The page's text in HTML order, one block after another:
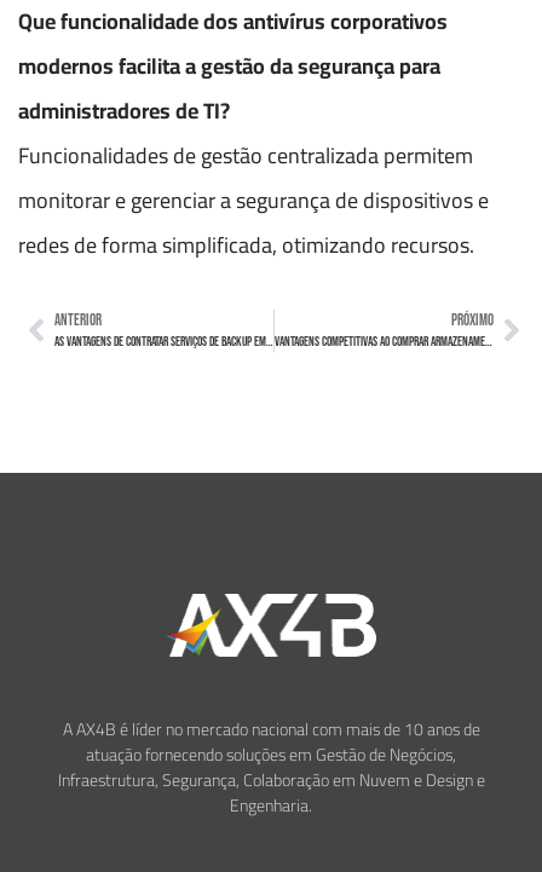
Que funcionalidade dos antivírus corporativos
modernos facilita a gestão da segurança para
administradores de TI?
Funcionalidades de gestão centralizada permitem
monitorar e gerenciar a segurança de dispositivos e
redes de forma simplificada, otimizando recursos.
ANTERIOR
As Vantagens de Contratar Serviços de Backup em Nuvem para Empresas
PRÓXIMO
Vantagens Competitivas ao Comprar Armazenamento em Nuvem para Empresas
A AX4B é líder no mercado nacional com mais de 10 anos de
atuação fornecendo soluções em Gestão de Negócios,
Infraestrutura, Segurança, Colaboração em Nuvem e Design e
Engenharia.